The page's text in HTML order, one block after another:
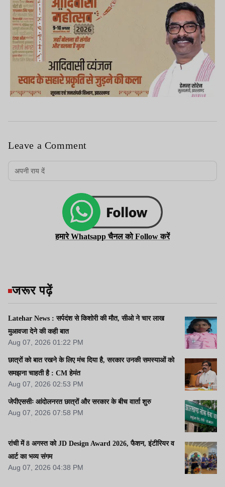
Leave a Comment
हमारे Whatsapp चैनल को Follow करें
जरूर पढ़ें
Latehar News : सर्पदंश से किशोरी की मौत, सीओ ने चार लाख
मुआवजा देने की कही बात
Aug 07, 2026 01:22 PM
छात्रों को बात रखने के लिए मंच दिया है, सरकार उनकी समस्याओं को
समझना चाहती है : CM हेमंत
Aug 07, 2026 02:53 PM
जेपीएससीः आंदोलनरत छात्रों और सरकार के बीच वार्ता शुरु
Aug 07, 2026 07:58 PM
रांची में 8 अगस्त को JD Design Award 2026, फैशन, इंटीरियर व
आर्ट का भव्य संगम
Aug 07, 2026 04:38 PM